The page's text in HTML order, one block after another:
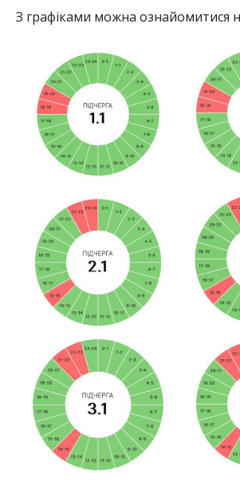
З графіками можна ознайомитися